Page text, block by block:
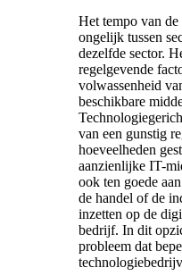
Het tempo van
ongelijk tussen
dezelfde sector.
regelgevende
volwassenheid
beschikbare
van een gunstig
hoeveelheden
aanzienlijke IT-
ook ten goede
de handel of de
inzetten op de
bedrijf. In dit
probleem dat